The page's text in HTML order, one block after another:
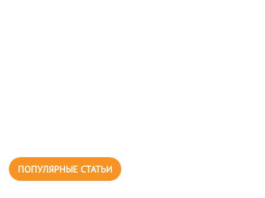
ПОПУЛЯРНЫЕ СТАТЬИ